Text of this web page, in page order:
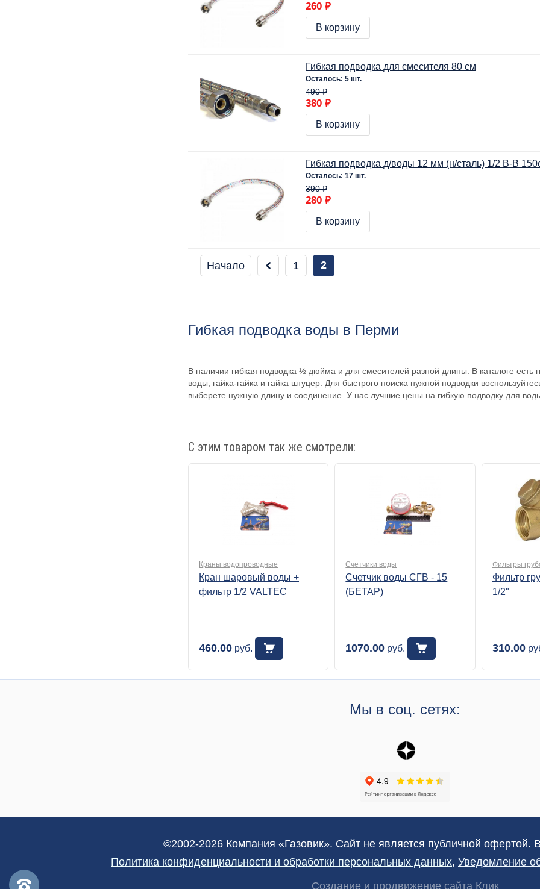
260 ₽
В корзину
Гибкая подводка для смесителя 80 см
Осталось: 5 шт.
490 ₽
380 ₽
В корзину
Гибкая подводка д/воды 12 мм (н/сталь) 1/2 В-В
Осталось: 17 шт.
390 ₽
280 ₽
В корзину
Начало 1 2
Гибкая подводка воды в Перми
В наличии гибкая подводка ½ дюйма и для смесителей разной длины. В каталоге есть
воды, гайка-гайка и гайка штуцер. Для быстрого поиска нужной подводки
выберете нужную длину и соединение. У нас лучшие цены на гибкую подводку для
С этим товаром так же смотрели:
Краны водопроводные
Кран шаровый воды +
фильтр 1/2 VALTEC
460.00 руб.
Счетчики воды
Счетчик воды СГВ - 15
(БЕТАР)
1070.00 руб.
Фильтры
Фильтр
1/2"
310.00
Мы в соц. сетях:
©2002-2026 Компания «Газовик». Сайт не является публичной
Политика конфиденциальности и обработки персональных данных, Уведомление
Создание и продвижение сайта Клик